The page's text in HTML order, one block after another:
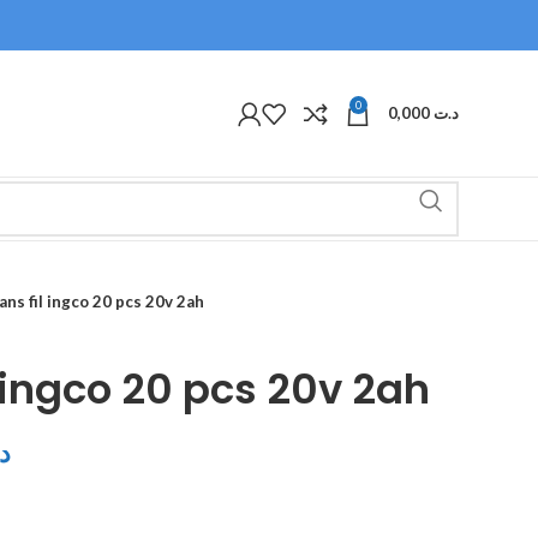
0 د.ت
fil ingco 20 pcs 20v 2ah
20 pcs 20v 2ah